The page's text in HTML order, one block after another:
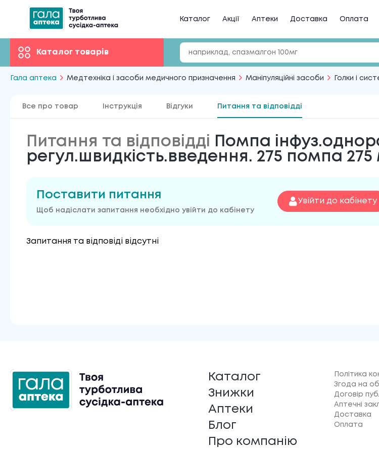
Каталог Акції Аптеки Доставка Оплата
Каталог товарів
Гала аптека Медтехніка і засоби медичного призначення Маніпуляційні засоби Голки і
Все про товар Інструкція Відгуки Питання та відповідді
Питання та відповідді
Помпа
регул.швидкість.введення. 275 помпа 275
Поставити питання
Щоб надіслати запитання необхідно увійти до кабінету
Увійти до кабінету
Запитання та відповіді відсутні
Каталог
Знижки
Аптеки
Блог
Про компанію
Політика
Згода на
Договір
Аптечні
Доставка
Оплата